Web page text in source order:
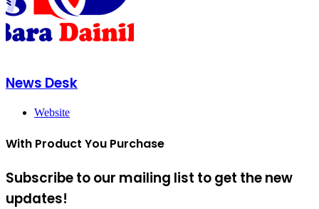
News Desk
Website
With Product You Purchase
Subscribe to our mailing list to get the new
updates!